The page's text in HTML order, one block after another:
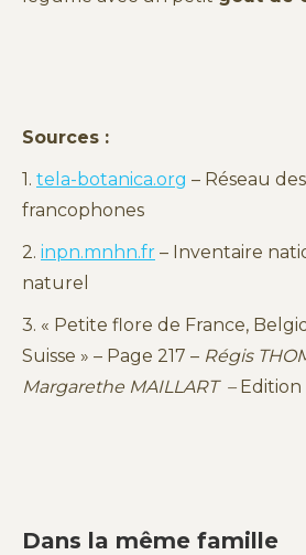
Sources :
1. tela-botanica.org – Réseau
francophones
2. inpn.mnhn.fr – Inventaire
naturel
3. « Petite flore de France,
Suisse » – Page 217 – Régis
Margarethe MAILLART – Edition
Dans la même famille